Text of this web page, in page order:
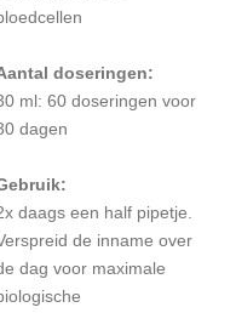
doseringen:
ml: 60 doseringen voor
dagen
daags een half pipetje.
de inname over
dag voor maximale